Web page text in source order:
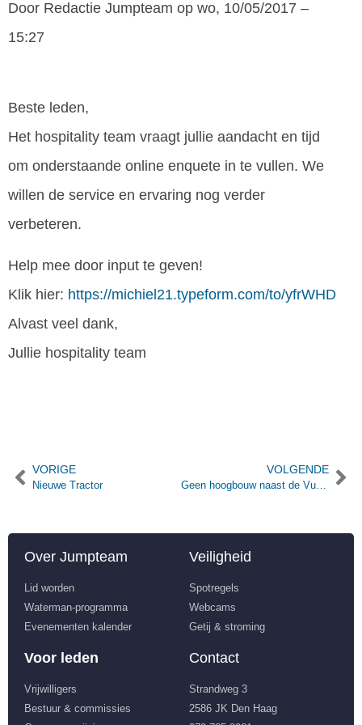
Door Redactie Jumpteam op wo, 10/05/2017 –
15:27
Beste leden,
Het hospitality team vraagt jullie aandacht en tijd
om onderstaande online enquete in te vullen. We
willen de service en ervaring nog verder
verbeteren.
Help mee door input te geven!
Klik hier: https://michiel21.typeform.com/to/yfrWHD
Alvast veel dank,
Jullie hospitality team
VORIGE
Nieuwe Tractor
VOLGENDE
Geen hoogbouw naast de Vuurtoren van Scheveningen!
Over Jumpteam
Lid worden
Waterman-programma
Evenementen kalender
Veiligheid
Spotregels
Webcams
Getij & stroming
Voor leden
Vrijwilligers
Bestuur & commissies
Contact
Strandweg 3
2586 JK Den Haag